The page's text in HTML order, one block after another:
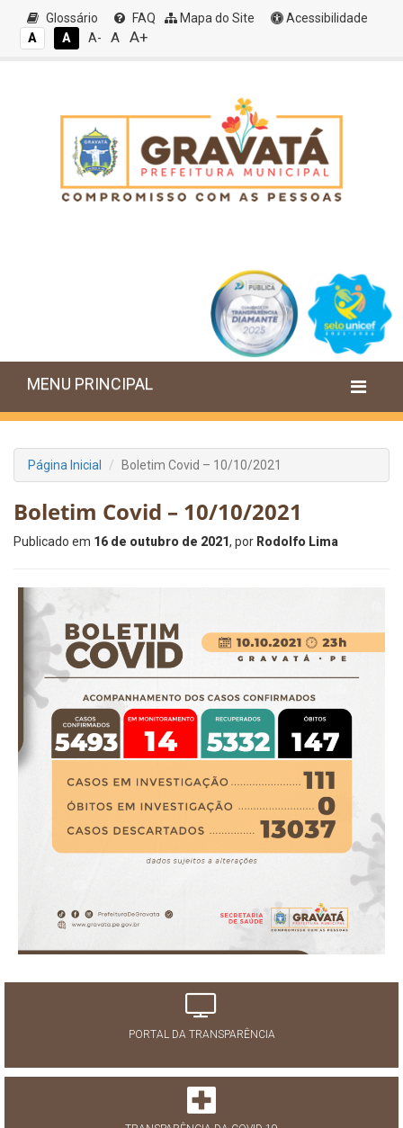
Glossário FAQ Mapa do Site
Acessibilidade
A
A A- A A+
MENU PRINCIPAL
Página Inicial Boletim Covid – 10/10/2021
Boletim Covid – 10/10/2021
Publicado em 16 de outubro de 2021, por Rodolfo Lima
PORTAL DA TRANSPARÊNCIA